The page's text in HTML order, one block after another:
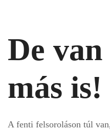
De
más is!
A fenti felsoroláson túl